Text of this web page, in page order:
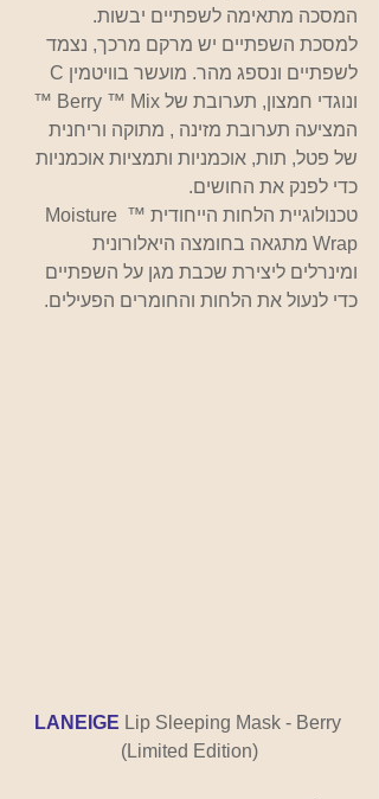
המסכה מתאימה לשפתיים יבשות.
למסכת השפתיים יש מרקם מרכך, נצמד
ונוגדי חמצון, תערובת של Berry ™ Mix ™
המציעה תערובת מזינה , מתוקה וריחנית
של פטל, תות, אוכמניות ותמציות אוכמניות
כדי לפנק את החושים.
טכנולוגיית הלחות הייחודית ™ Moisture
Wrap מתגאה בחומצה היאלורונית
ומינרלים ליצירת שכבת מגן על השפתיים
כדי לנעול את הלחות והחומרים הפעילים.
LANEIGE Lip Sleeping Mask - Berry
(Limited Edition)